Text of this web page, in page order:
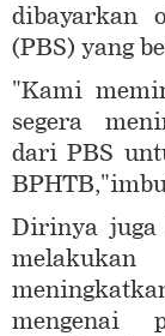
dibayarkan
(PBS) yang
"Kami
segera
dari PBS
Dirinya juga
mengenai